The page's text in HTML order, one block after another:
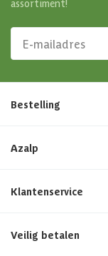
assortiment!
Bestelling
Azalp
Klantenservice
Veilig betalen